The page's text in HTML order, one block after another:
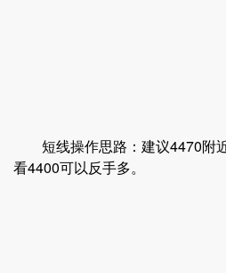
短线操作思路：建议4470附
看4400可以反手多。